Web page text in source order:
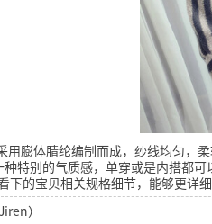
用膨体腈纶编制而成，纱线均匀，
特别的气质感，单穿或是内搭都可
下的宝贝相关规格细节，能够更详
）